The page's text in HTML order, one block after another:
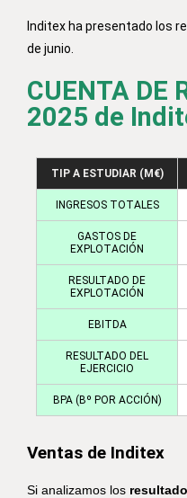
Inditex ha presentado los
de junio.
CUENTA DE
2025 de
TIP A ESTUDIAR (M€)
INGRESOS TOTALES
GASTOS DE
EXPLOTACIÓN
RESULTADO DE
EXPLOTACIÓN
EBITDA
RESULTADO DEL
EJERCICIO
BPA (Bº POR ACCIÓN)
Ventas de Inditex
Si analizamos los